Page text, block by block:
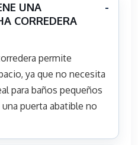
UNA
CORREDERA
permite
ya que no necesita
para baños pequeños
puerta abatible no